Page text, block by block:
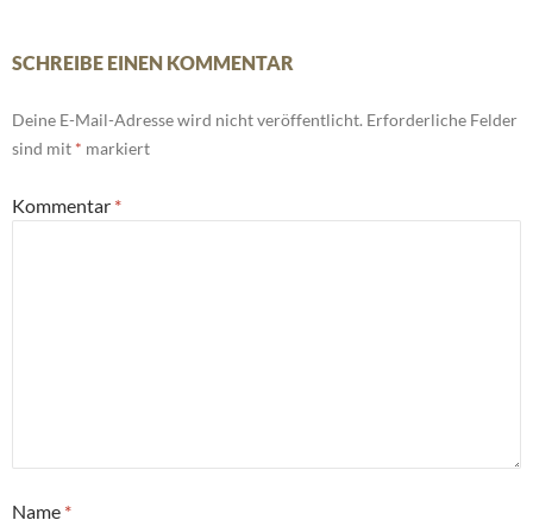
SCHREIBE EINEN KOMMENTAR
Deine E-Mail-Adresse wird nicht veröffentlicht. Erforderliche Felder
sind mit * markiert
Kommentar *
Name *